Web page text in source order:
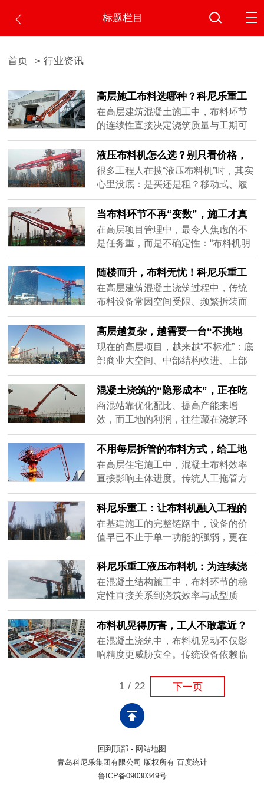
标题栏目
首页 > 行业资讯
高层施工布料选哪种？科尼乐重工
液压布料机值得选用
在高层建筑混凝土施工中，布料环节
的连续性直接决定浇筑质量与工期可
控性。频繁拆装设备、人工拖管或依
赖塔吊转场，不仅效率低下，还易引
发冷缝、堵管甚至安全事故。面对这
一行业痛点，科尼乐重工液压布料机
众多项目团队的高效之选。电梯井内
爬式：随楼攀升，全程驻场针对设有
电梯井......
液压布料机怎么选？别只看价格，
这几点才关键
很多工程人在搜“液压布料机”时，其实
心里没底：是买还是租？移动式、履
带式、顶升式到底有什么区别？为什
么有的用一个月就换，有的能干完整
个项目？这些问题，光看参数表根本
答不了。真正影响使用体验的，往往
性。首先，明确你的项目类型：如果
是30层以上的高层住宅，标准层重复
施工......
当布料环节不再“变数”，施工才真
正可控
在高层项目管理中，最令人焦虑的不
是任务重，而是不确定性：“布料机明
天能不能按时装好？”“这层异形区泵管
够不够长？”“工人拖管会不会耽误收面
时间？”这些看似细节的问题，实则不
断侵蚀着施工计划的确定性。而科尼
布料从“动态变量”转化为“固定工序”。
设备一旦按工况选型并......
随楼而升，布料无忧！科尼乐重工
电梯井内爬式液压布料机，让高层
施工快人一步
在高层建筑混凝土浇筑过程中，传统
布料设备常因空间受限、频繁拆装而
影响施工节奏。科尼乐重工电梯井内
爬式液压布料机，以创新设计直击行
业痛点，让复杂施工变得从容高效。
该设备巧妙依托建筑电梯井道空间，
或重新定位，始终保持在最优作业位
置。臂架系统采用多节折叠设计，非
作业时......
高层越复杂，越需要一台“不挑地
方”的布料机
现在的高层项目，越来越“不标准”：底
部商业大空间、中部结构收进、上部
户型错落，甚至旧楼加建、异形核心
筒……这些设计提升了建筑价值，却
给施工组织带来巨大挑战。尤其是混
凝土布料环节——传统内爬式依赖规
安放”。临时改用塔吊吊料，不仅效率
低，还挤占关键资源，打乱整体节......
混凝土浇筑的“隐形成本”，正在吃
掉你的利润
商混站靠优化配比、提高产能来增
效，而工地的利润，往往藏在浇筑环
节的效率细节里。很多人只盯着泵送
方量和人工单价，却忽略了布料过程
中的隐性损耗：反复拆接管导致的泵
车闲置、塔吊等待；人工拖管造成的
冷缝修补……这些看似零散的“小停
顿”，累积起来可能让单层工期延长半
天，成......
不用每层拆管的布料方式，给工地
带来了什么——液压布料机
在高层住宅施工中，混凝土布料效率
直接影响主体进度。传统人工拖管方
式劳动强度大、覆盖范围有限，且每
打完一个区域就要停泵移管，容易造
成冷缝。若采用可移动或吊装式布料
机，则需频繁拆装、依赖塔吊，同样
板顶升式液压布料机，提供了一种更
高效的解决方案：设备一次性安装就
位后，......
科尼乐重工：让布料机融入工程的
协同脉络
在基建施工的完整链路中，设备的价
值早已不止于单一功能的强弱，更在
于能否与整体流程无缝衔接。科尼乐
重工液压布料机跳出“孤立工具”的定
位，以贴合工程生态的设计逻辑，成
为串联前端输送、优化施工节奏的关
工程各环节，科尼乐重工液压布料机
的设计恰好呼应这一趋势。它不追求
功能......
科尼乐重工液压布料机：为连续浇
筑提供可靠支撑
在混凝土结构施工中，布料环节的稳
定性直接关系到浇筑效率与成型质
量。面对标准层重复作业、钢筋密集
区域等复杂工况，传统人工布料方式
存在效率低、扰动大、连续性差等问
题。科尼乐重工液压布料机正是为应
设备采用液压驱动系统，臂架结构具
备良好的刚性与动作精度，可实现多
角度灵活......
布料机晃得厉害，工人不敢靠近？
稳定性怎么保障
在混凝土浇筑中，布料机晃动不仅影
响精度更威胁安全。传统设备依赖临
固将设备固定于楼板，可大幅提升稳
定性，降低风险。设备稳了，浇筑才
顺，安全才有保障。
1 / 22 下一页
回到顶部 - 网站地图
青岛科尼乐集团有限公司 版权所有 百度统计
鲁ICP备09030349号